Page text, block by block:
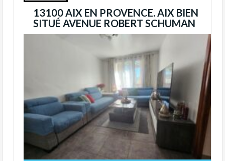
13100 AIX EN PROVENCE. AIX BIEN
SITUÉ AVENUE ROBERT SCHUMAN